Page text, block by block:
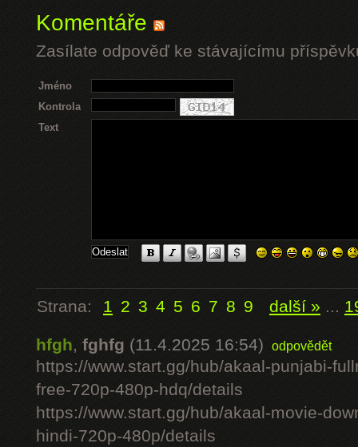
Komentáře
Zasílate odpověď ke stávajícímu
Jméno
Kontrola
Text
Strana: 1 2 3 4 5 6 7 8 9 další » ...
hfgh, fghfg (11.4.2025 16:54) odpovědět
https://www.start.gg/hub/akaal-punjabi-
free-720p-480p-hdq/details
https://www.start.gg/hub/akaal-movie-
hindi-720p-480p/details